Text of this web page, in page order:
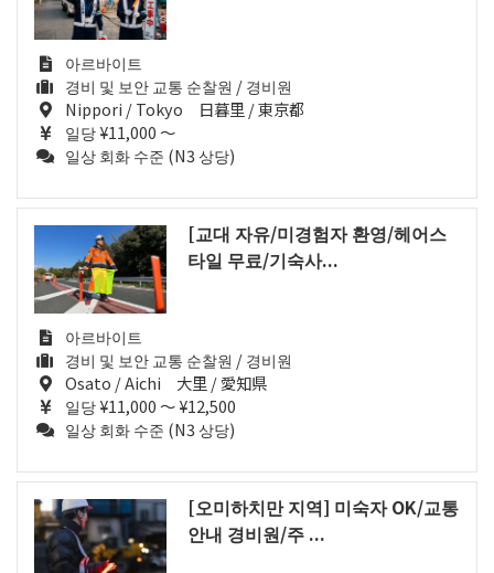
아르바이트
경비 및 보안 교통 순찰원 / 경비원
Nippori / Tokyo 日暮里 / 東京都
일당 ¥11,000 ～
일상 회화 수준 (N3 상당)
[교대 자유/미경험자 환영/헤어스
타일 무료/기숙사...
아르바이트
경비 및 보안 교통 순찰원 / 경비원
Osato / Aichi 大里 / 愛知県
일당 ¥11,000 ～ ¥12,500
일상 회화 수준 (N3 상당)
[오미하치만 지역] 미숙자 OK/교통
안내 경비원/주 ...